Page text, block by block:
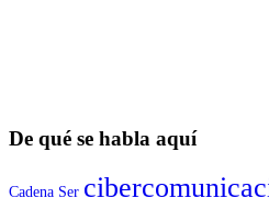
De qué se habla aquí
Cadena Ser